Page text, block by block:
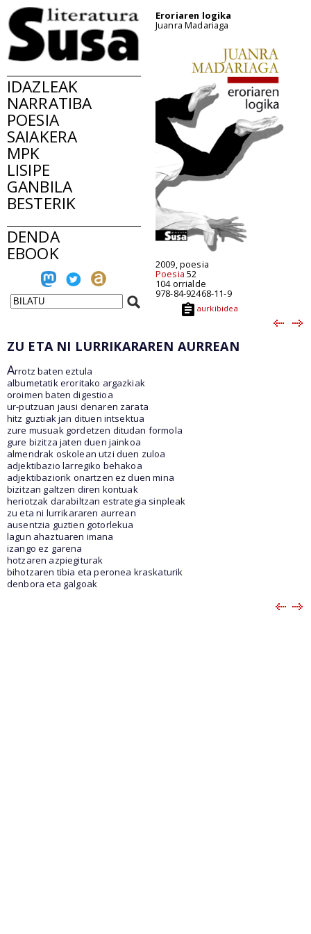
IDAZLEAK
NARRATIBA
POESIA
SAIAKERA
MPK
LISIPE
GANBILA
BESTERIK
DENDA
EBOOK
Eroriaren logika
Juanra Madariaga
2009, poesia
Poesia 52
104 orrialde
978-84-92468-11-9
aurkibidea
ZU ETA NI LURRIKARAREN AURREAN
Arrotz baten eztula
albumetatik eroritako argazkiak
oroimen baten digestioa
ur-putzuan jausi denaren zarata
hitz guztiak jan dituen intsektua
zure musuak gordetzen ditudan formola
gure bizitza jaten duen jainkoa
almendrak oskolean utzi duen zuloa
adjektibazio larregiko behakoa
adjektibaziorik onartzen ez duen mina
bizitzan galtzen diren kontuak
heriotzak darabiltzan estrategia sinpleak
zu eta ni lurrikararen aurrean
ausentzia guztien gotorlekua
lagun ahaztuaren imana
izango ez garena
hotzaren azpiegiturak
bihotzaren tibia eta peronea kraskaturik
denbora eta galgoak